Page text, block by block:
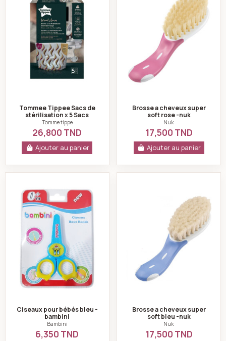
Tommee Tippee Sacs de
stérilisation x 5 Sacs
Tomme tippe
26,800 TND
Ajouter au panier
Brosse a cheveux super
soft rose -nuk
Nuk
17,500 TND
Ajouter au panier
Ciseaux pour bébés bleu -
bambini
Bambini
6,350 TND
Brosse a cheveux super
soft bleu -nuk
Nuk
17,500 TND